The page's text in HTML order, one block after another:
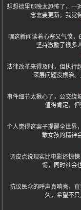
想想德里那晚太恐怖了，一
念需要更新，我觉
嘿这新闻读着心塞又气愤
坚持激励了很多
法律改革来得及时，但执行
深层问题没根治。
事件细节太揪心了，公交绕
值得肯定，但
个人觉得这案子提醒全世界
敢女孩的精神
调皮点说现实比电影还惊
惕，同时社会
抗议民众的呼声真响亮，
久，希望不只